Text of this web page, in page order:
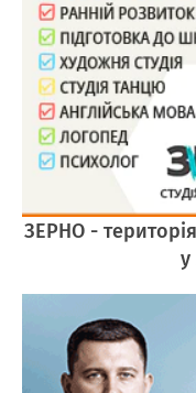
ЗЕРНО -
у